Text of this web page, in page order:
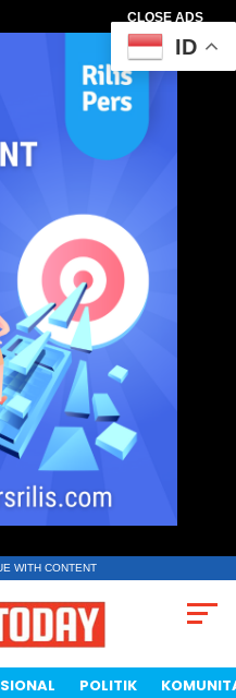
CLOSE ADS
WITH CONTENT
POLITIK
ID